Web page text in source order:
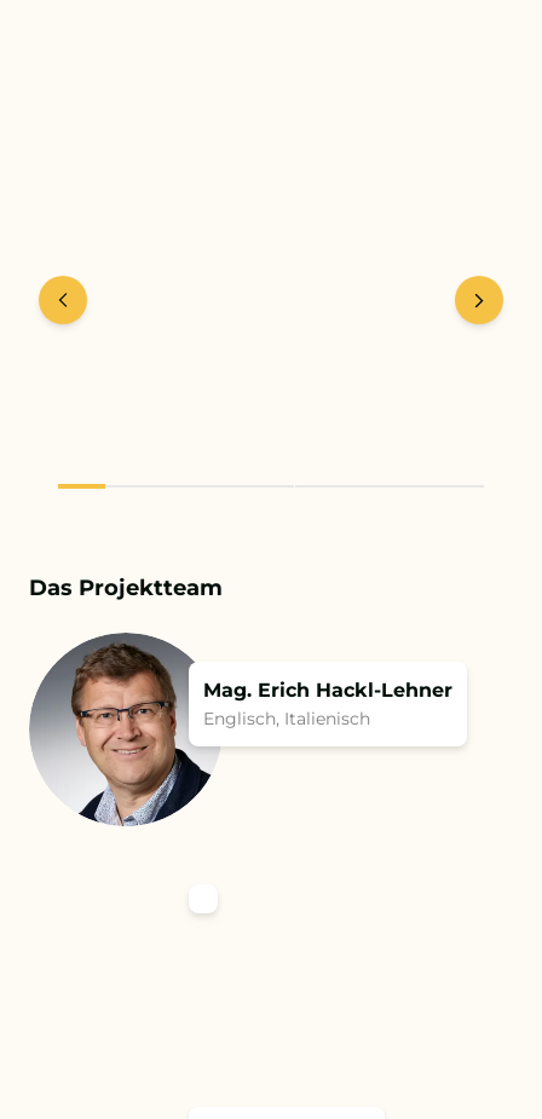
Das Projektteam
Mag. Erich Hackl-Lehner
Englisch, Italienisch